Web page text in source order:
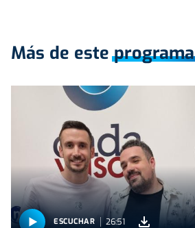
Más de este programa
ESCUCHAR 26:51